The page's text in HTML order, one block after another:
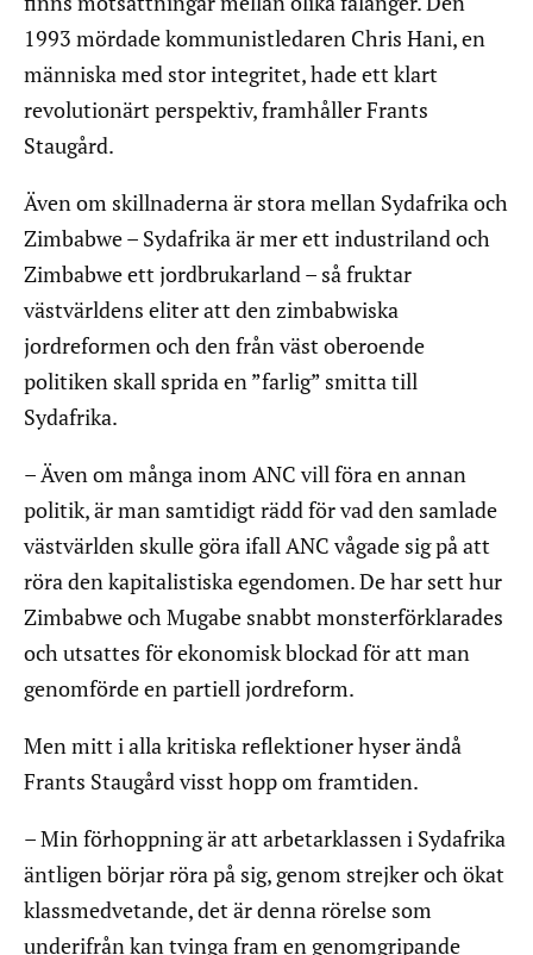
1993 mördade kommunistledaren Chris Hani, en
människa med stor integritet, hade ett klart
revolutionärt perspektiv, framhåller Frants
Staugård.
Även om skillnaderna är stora mellan Sydafrika och
Zimbabwe – Sydafrika är mer ett industriland och
Zimbabwe ett jordbrukarland – så fruktar
västvärldens eliter att den zimbabwiska
jordreformen och den från väst oberoende
politiken skall sprida en ”farlig” smitta till
Sydafrika.
– Även om många inom ANC vill föra en annan
politik, är man samtidigt rädd för vad den samlade
västvärlden skulle göra ifall ANC vågade sig på att
röra den kapitalistiska egendomen. De har sett hur
Zimbabwe och Mugabe snabbt monsterförklarades
och utsattes för ekonomisk blockad för att man
genomförde en partiell jordreform.
Men mitt i alla kritiska reflektioner hyser ändå
Frants Staugård visst hopp om framtiden.
– Min förhoppning är att arbetarklassen i Sydafrika
äntligen börjar röra på sig, genom strejker och ökat
klassmedvetande, det är denna rörelse som
underifrån kan tvinga fram en genomgripande